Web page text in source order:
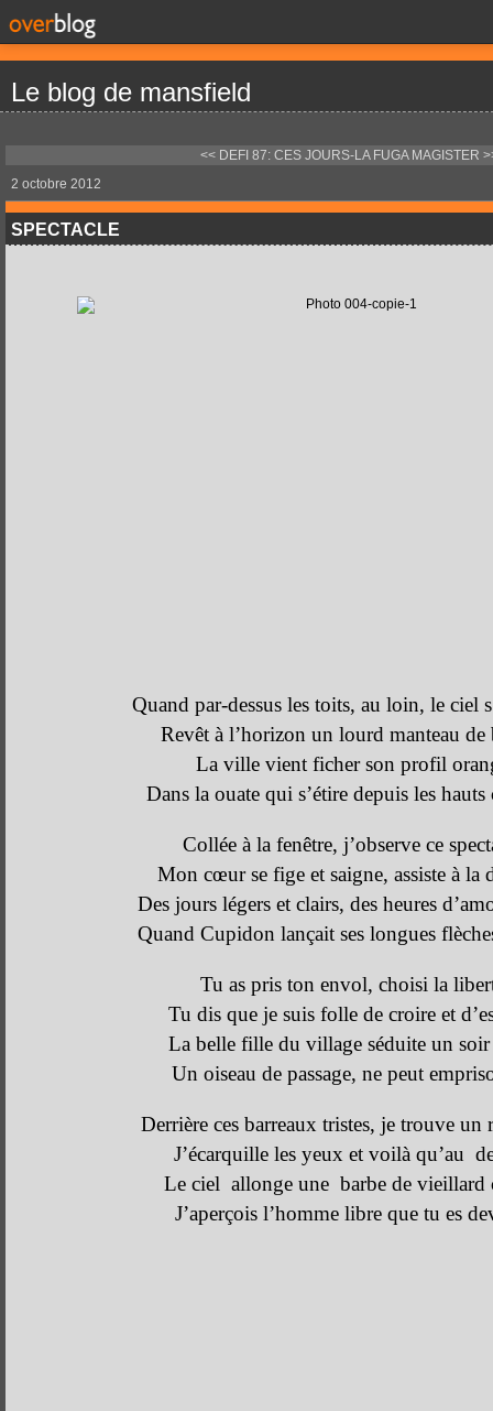
Le blog de mansfield
<< DEFI 87: CES JOURS-LA FUGA MAGISTER
2 octobre 2012
SPECTACLE
Quand par-dessus les toits, au loin, le ciel
Revêt à l’horizon un lourd manteau de
La ville vient ficher son profil
Dans la ouate qui s’étire depuis les hauts
Collée à la fenêtre, j’observe ce
Mon cœur se fige et saigne, assiste à la
Des jours légers et clairs, des heures
Quand Cupidon lançait ses longues
Tu as pris ton envol, choisi la
Tu dis que je suis folle de croire et
La belle fille du village séduite un soir
Un oiseau de passage, ne peut
Derrière ces barreaux tristes, je trouve un
J’écarquille les yeux et voilà qu’au
Le ciel allonge une barbe de vieillard
J’aperçois l’homme libre que tu es